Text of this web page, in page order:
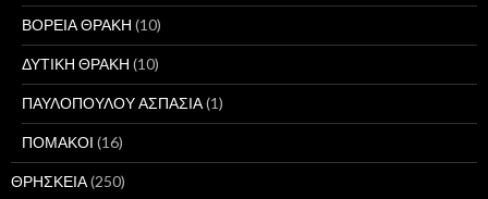
ΒΟΡΕΙΑ ΘΡΑΚΗ (10)
ΔΥΤΙΚΗ ΘΡΑΚΗ (10)
ΠΑΥΛΟΠΟΥΛΟΥ ΑΣΠΑΣΙΑ(1)
ΠΟΜΑΚΟΙ (16)
ΘΡΗΣΚΕΙΑ(250)